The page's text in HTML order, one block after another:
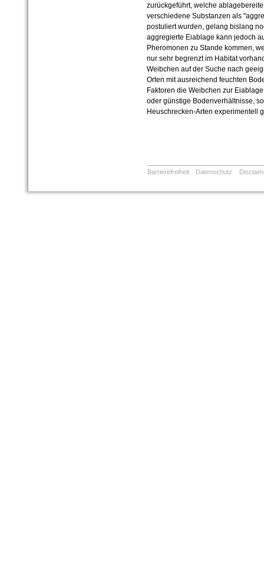
zurückgeführt, welche
verschiedene Substanzen als
postuliert wurden, gelang bislang
aggregierte Eiablage kann jedoch
Pheromonen zu Stande kommen,
nur sehr begrenzt im Habitat
Weibchen auf der Suche nach
Orten mit ausreichend feuchten
Faktoren die Weibchen zur
oder günstige Bodenverhältnisse,
Heuschrecken-Arten experimentell
Barrierefreiheit Datenschutz